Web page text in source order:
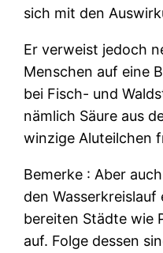
sich mit den
Er verweist jedoch
Menschen auf eine
bei Fisch- und
nämlich Säure aus
winzige Aluteilchen
Bemerke : Aber
den
bereiten Städte wie
auf. Folge dessen